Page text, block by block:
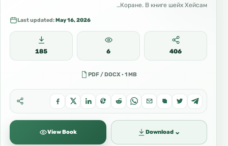
Коране. В книге шейх Хейсам…
Last updated:May 16, 2026
185 6 406
PDF / DOCX · 1 MB
View Book Download ⌄